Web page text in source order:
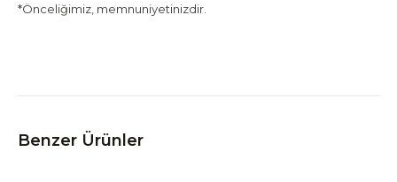
*Önceliğimiz, memnuniyetinizdir.
Benzer Ürünler